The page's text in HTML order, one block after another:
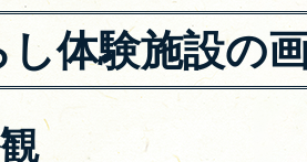
し体験施設の